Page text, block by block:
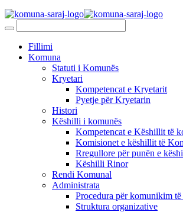
Fillimi
Komuna
Statuti i Komunës
Kryetari
Kompetencat e Kryetarit
Pyetje për Kryetarin
Histori
Këshilli i komunës
Kompetencat e Këshillit të
Komisionet e këshillit të
Rregullore për punën e
Këshilli Rinor
Rendi Komunal
Administrata
Procedura për komunikim
Struktura organizative